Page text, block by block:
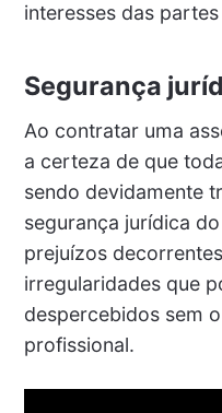
interesses das
Segurança
Ao contratar uma
a certeza de que
sendo devidamente
segurança jurídica
prejuízos
irregularidades que
despercebidos sem
profissional.